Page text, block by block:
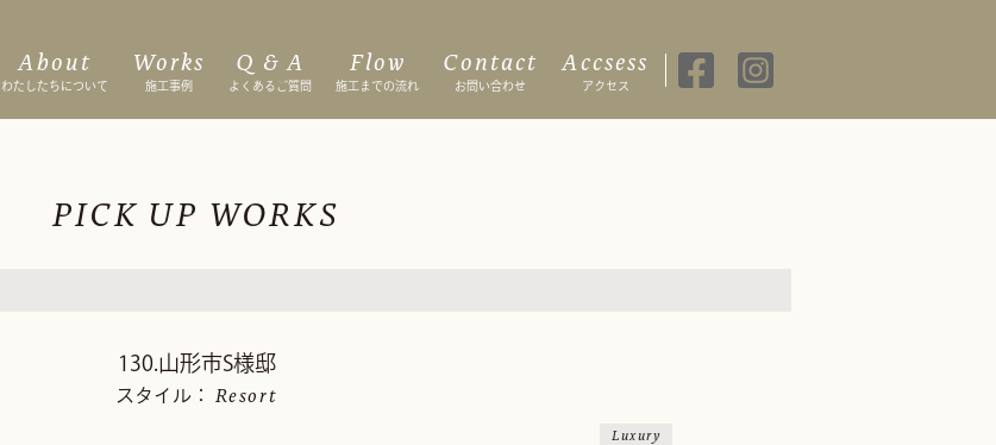
About
わたしたちについて
Works
施工事例
Q & A
よくあるご質問
Flow
施工までの流れ
Contact
お問い合わせ
Accsess
アクセス
PICK UP WORKS
130.山形市S様邸
スタイル： Resort
Luxury